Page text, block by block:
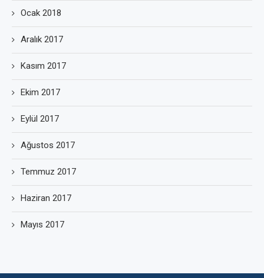
Ocak 2018
Aralık 2017
Kasım 2017
Ekim 2017
Eylül 2017
Ağustos 2017
Temmuz 2017
Haziran 2017
Mayıs 2017